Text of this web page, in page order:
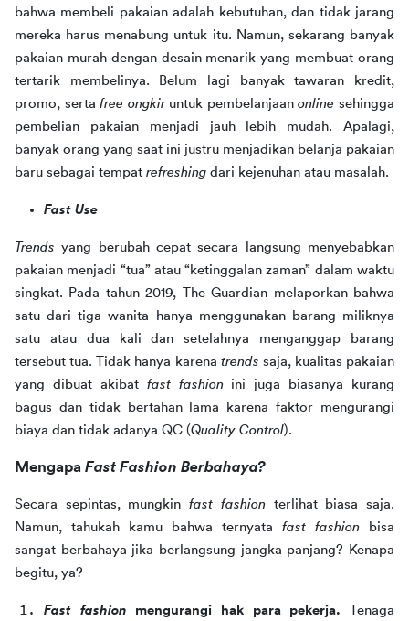
bahwa membeli pakaian adalah kebutuhan, dan tidak jarang
mereka harus menabung untuk itu. Namun, sekarang banyak
pakaian murah dengan desain menarik yang membuat orang
tertarik membelinya. Belum lagi banyak tawaran kredit,
promo, serta free ongkir untuk pembelanjaan online sehingga
pembelian pakaian menjadi jauh lebih mudah. Apalagi,
banyak orang yang saat ini justru menjadikan belanja pakaian
baru sebagai tempat refreshing dari kejenuhan atau masalah.
Fast Use
Trends yang berubah cepat secara langsung menyebabkan
pakaian menjadi “tua” atau “ketinggalan zaman” dalam waktu
singkat. Pada tahun 2019, The Guardian melaporkan bahwa
satu dari tiga wanita hanya menggunakan barang miliknya
satu atau dua kali dan setelahnya menganggap barang
tersebut tua. Tidak hanya karena trends saja, kualitas pakaian
yang dibuat akibat fast fashion ini juga biasanya kurang
bagus dan tidak bertahan lama karena faktor mengurangi
biaya dan tidak adanya QC (Quality Control).
Mengapa Fast Fashion Berbahaya?
Secara sepintas, mungkin fast fashion terlihat biasa saja.
Namun, tahukah kamu bahwa ternyata fast fashion
bisa
sangat berbahaya jika berlangsung jangka panjang? Kenapa
begitu, ya?
Fast fashion mengurangi hak para pekerja. Tenaga